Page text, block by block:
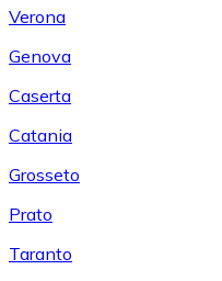
Verona
Genova
Caserta
Catania
Grosseto
Prato
Taranto